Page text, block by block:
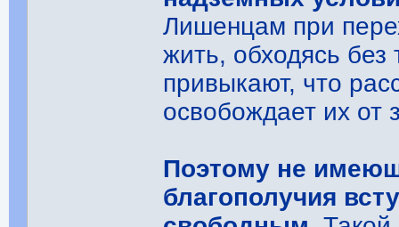
Лишенцам при
жить, обходясь без
привыкают, что
освобождает их от
Поэтому не
благополучия